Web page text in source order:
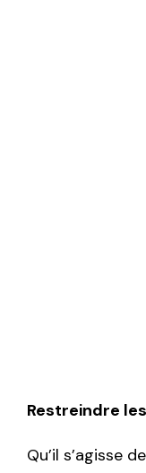
Restreindre
Qu’il s’agisse